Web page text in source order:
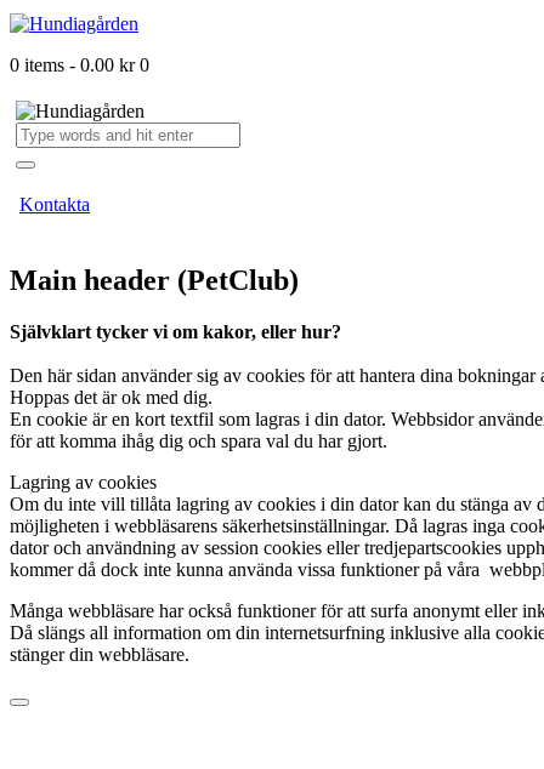
0 items - 0.00 kr 0
Kontakta
Main header (PetClub)
Självklart tycker vi om kakor, eller hur?
Den här sidan använder sig av cookies för att hantera dina bokningar
Hoppas det är ok med dig.
En cookie är en kort textfil som lagras i din dator. Webbsidor
för att komma ihåg dig och spara val du har gjort.
Lagring av cookies
Om du inte vill tillåta lagring av cookies i din dator kan du stänga av
möjligheten i webbläsarens säkerhetsinställningar. Då lagras inga
dator och användning av session cookies eller tredjepartscookies
kommer då dock inte kunna använda vissa funktioner på våra
Många webbläsare har också funktioner för att surfa anonymt eller
Då slängs all information om din internetsurfning inklusive alla
stänger din webbläsare.